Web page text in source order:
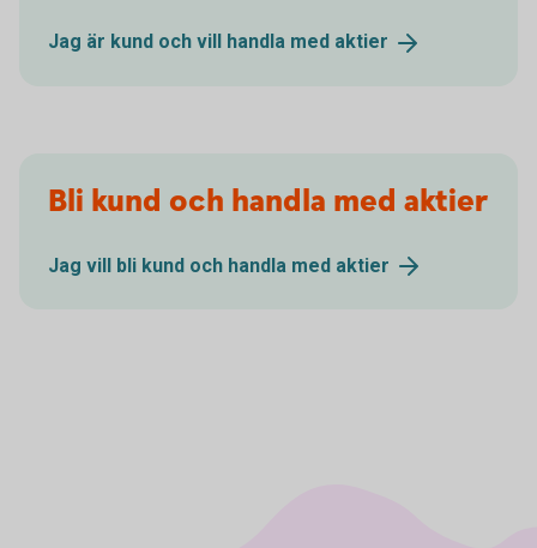
Jag är kund och vill handla med aktier
Bli kund och handla med aktier
Jag vill bli kund och handla med aktier